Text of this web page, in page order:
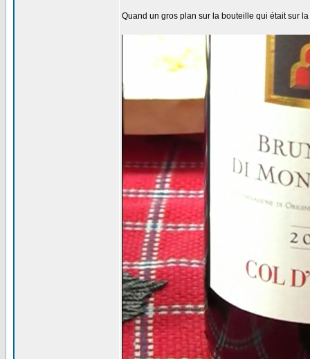
Quand un gros plan sur la bouteille qui était sur